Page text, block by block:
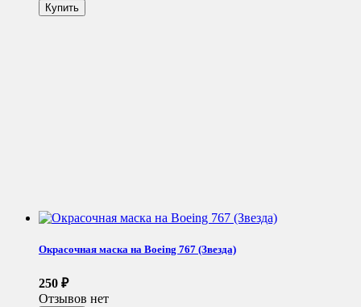
Окрасочная маска на Boeing 767 (Звезда)
250 ₽
Отзывов нет